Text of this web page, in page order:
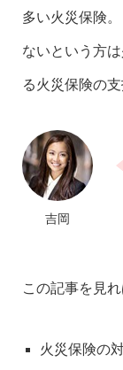
多い火災保険
ないという方
る火災保険の
吉岡
この記事を見れ
火災保険の